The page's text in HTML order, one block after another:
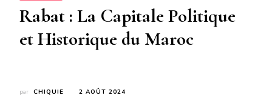
Rabat : La Capitale Politique
et Historique du Maroc
par CHIQUIE 2 AOÛT 2024